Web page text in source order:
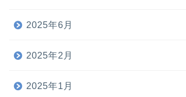
2025年6月
2025年2月
2025年1月